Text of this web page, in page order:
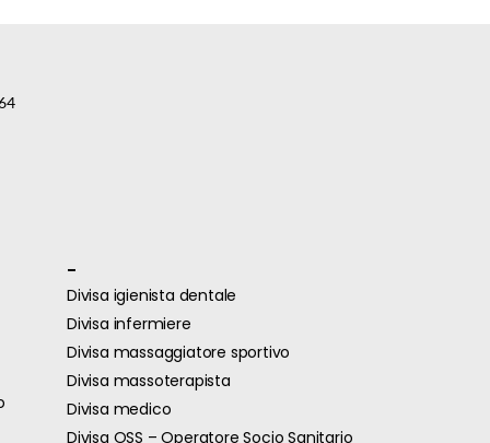
-
Divisa igienista dentale
Divisa infermiere
Divisa massaggiatore sportivo
Divisa massoterapista
Divisa medico
Divisa OSS – Operatore Socio Sanitario